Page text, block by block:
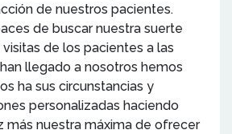
de nuestros pacientes.
de buscar nuestra suerte
de los pacientes a las
llegado a nosotros hemos
ha sus circunstancias y
personalizadas haciendo
más nuestra máxima de ofrecer